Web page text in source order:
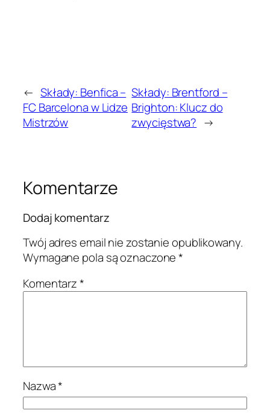
← Składy: Benfica –
FC Barcelona w Lidze
Mistrzów
Składy: Brentford –
Brighton: Klucz do
zwycięstwa? →
Komentarze
Dodaj komentarz
Twój adres email nie zostanie opublikowany.
Wymagane pola są oznaczone*
Komentarz*
Nazwa*